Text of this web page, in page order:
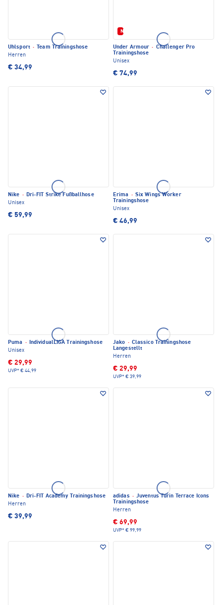
Uhlsport ·
Team Trainingshose
Herren
€ 34,99
Neu
Under Armour · Challenger Pro
Trainingshose
Unisex
€ 74,99
Nike · Dri-FIT Strike Fußballhose
Unisex
€ 59,99
Erima · Six Wings Worker
Trainingshose
Unisex
€ 46,99
Puma · IndividualLIGA Trainingshose
Unisex
€ 29,99
UVP* € 44,99
Jako · Classico Trainingshose
Langestellt
Herren
€ 29,99
UVP* € 39,99
Nike · Dri-FIT Academy Trainingshose
Herren
€ 39,99
adidas · Juventus Turin Terrace Icons
Trainingshose
Herren
€ 69,99
UVP* € 99,99